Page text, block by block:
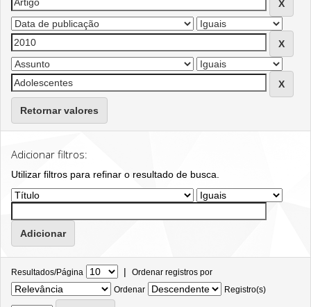
Retornar valores
Adicionar filtros:
Utilizar filtros para refinar o resultado de busca.
Resultados/Página | Ordenar registros por
Ordenar
Registro(s)